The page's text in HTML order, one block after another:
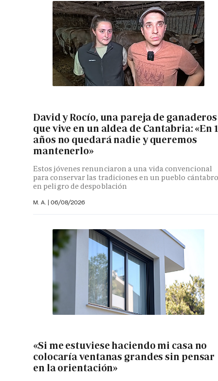
David y Rocío, una pareja de ganaderos
que vive en un aldea de Cantabria: «En
años no quedará nadie y queremos
mantenerlo»
Estos jóvenes renunciaron a una vida convencional
para conservar las tradiciones en un pueblo
en peligro de despoblación
M. A. | 06/08/2026
«Si me estuviese haciendo mi casa no
colocaría ventanas grandes sin pensar
en la orientación»